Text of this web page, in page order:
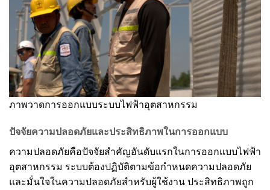
ภาพวาดการออกแบบระบบไฟฟ้าอุตสาหกรรม
ปัจจัยความปลอดภัยและประสิทธิภาพในการออกแบบ
ความปลอดภัยคือปัจจัยสำคัญอันดับแรกในการออกแบบไฟฟ้า
อุตสาหกรรม ระบบต้องปฏิบัติตามข้อกำหนดความปลอดภัย
และมั่นใจในความปลอดภัยสำหรับผู้ใช้งาน ประสิทธิภาพถูก